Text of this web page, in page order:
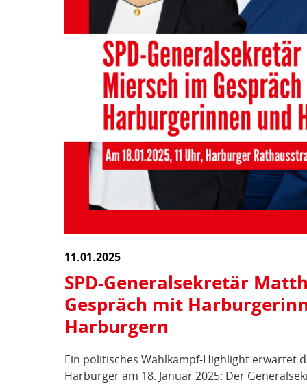
11.01.2025
SPD-Generalsekretär
Gespräch mit
Harburgern
Ein politisches Wahlkampf-Highlight erwartet
Harburger am 18. Januar 2025: Der